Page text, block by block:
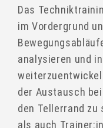
Das
im Vordergrund
analysieren und
der Austausch
den Tellerrand zu
als auch